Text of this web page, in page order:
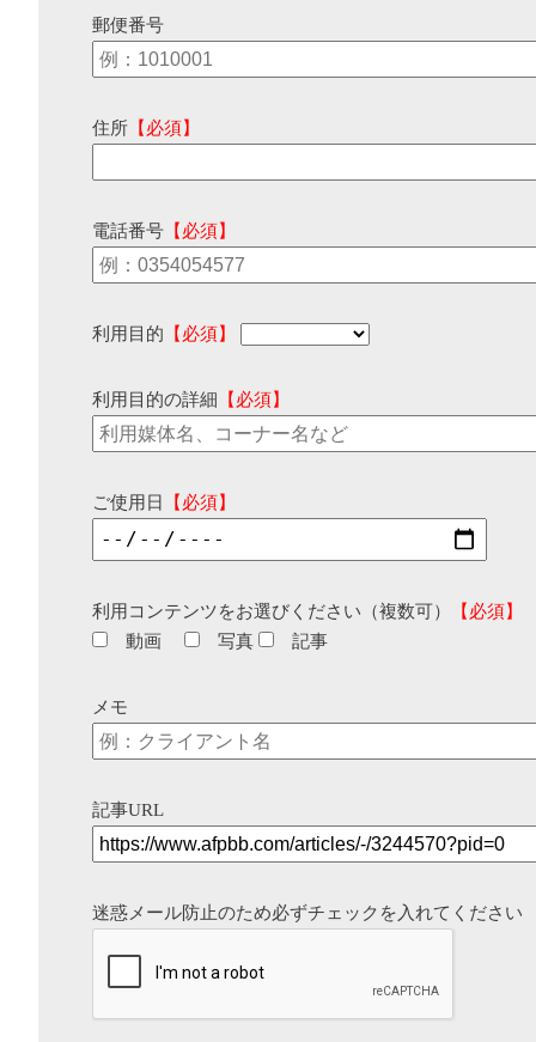
郵便番号
住所 【必須】
電話番号 【必須】
利用目的 【必須】
利用目的の詳細 【必須】
ご使用日 【必須】
利用コンテンツをお選びください（複数可）
【必須】
動画
写真 記事
メモ
記事URL
迷惑メール防止のため必ずチェックを入れてください